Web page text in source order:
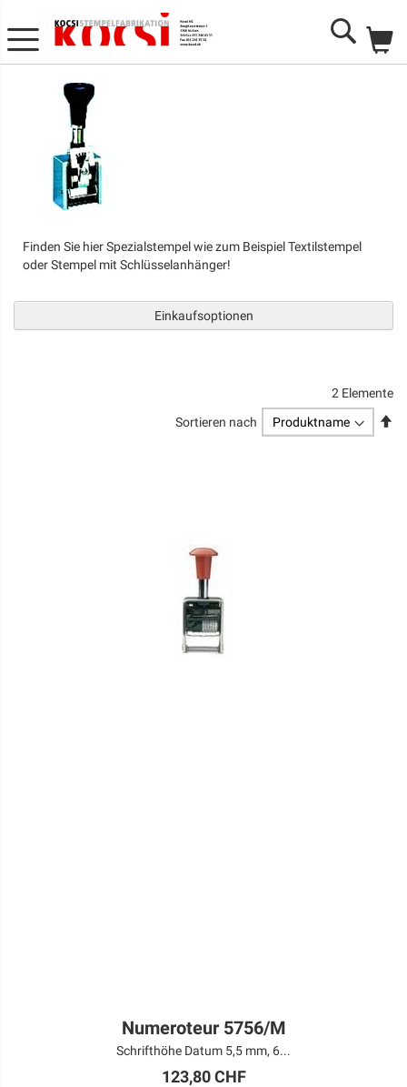
Search
Finden Sie hier Spezialstempel wie zum Beispiel Textilstempel
oder Stempel mit Schlüsselanhänger!
2 Elemente
Sortieren nach
Numeroteur 5756/M
Schrifthöhe Datum 5,5 mm, 6...
123,80 CHF
Einkaufsoptionen